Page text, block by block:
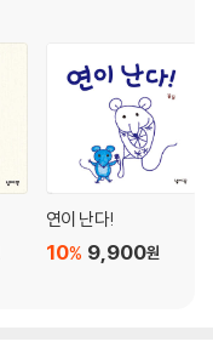
연이 난다!
9,900원
10%